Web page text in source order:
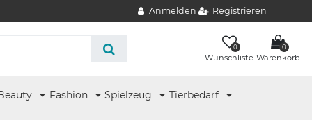
Anmelden Registrieren
0
Wunschliste
0
Warenkorb
Fashion Spielzeug Tierbedarf